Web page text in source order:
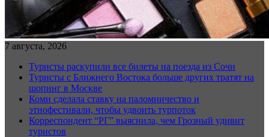
7 августа, 2026
Туристы раскупили все билеты на поезда из Сочи
Туристы с Ближнего Востока больше других тратят на
шопинг в Москве
Коми сделала ставку на паломничество и
этнофестивали, чтобы удвоить турпоток
Корреспондент “РГ” выяснила, чем Грозный удивит
туристов